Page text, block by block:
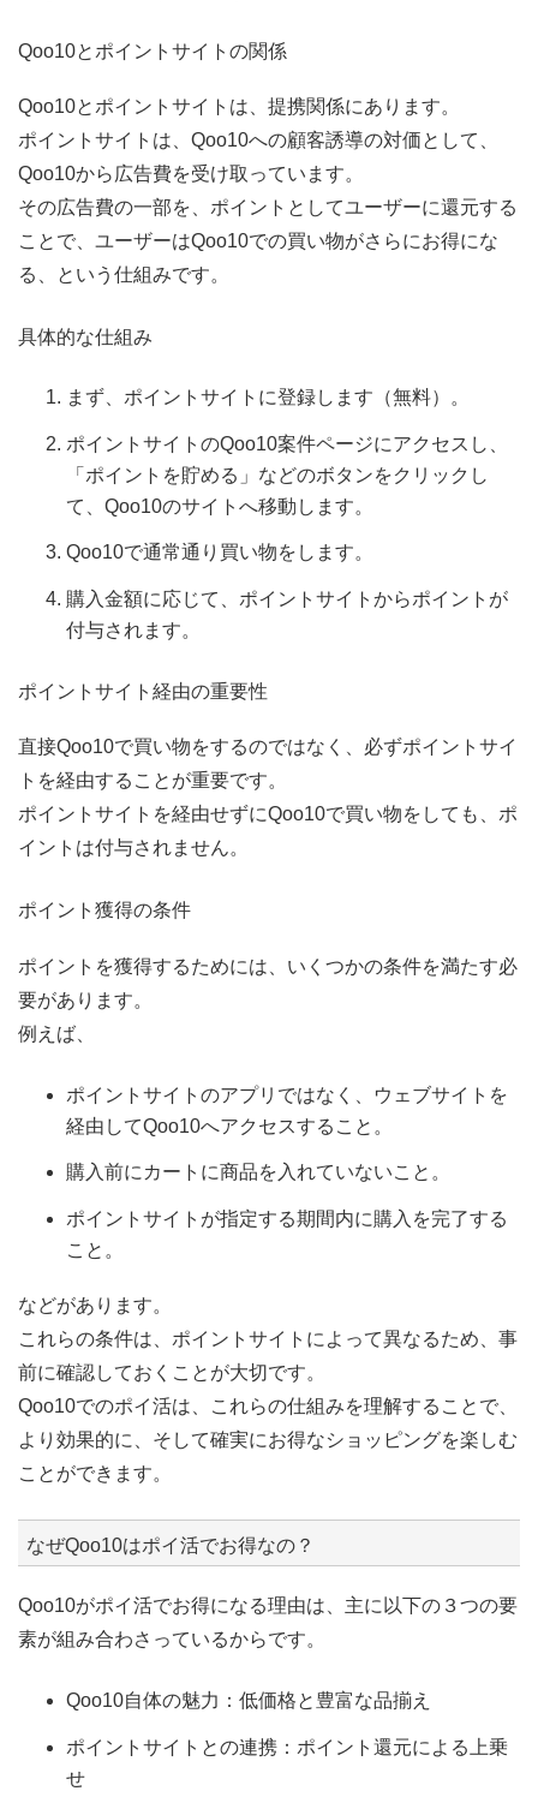
Qoo10とポイントサイトの関係
Qoo10とポイントサイトは、提携関係にあります。
ポイントサイトは、Qoo10への顧客誘導の対価として、
Qoo10から広告費を受け取っています。
その広告費の一部を、ポイントとしてユーザーに還元する
ことで、ユーザーはQoo10での買い物がさらにお得にな
る、という仕組みです。
具体的な仕組み
まず、ポイントサイトに登録します（無料）。
ポイントサイトのQoo10案件ページにアクセスし、
「ポイントを貯める」などのボタンをクリックし
て、Qoo10のサイトへ移動します。
Qoo10で通常通り買い物をします。
購入金額に応じて、ポイントサイトからポイントが
付与されます。
ポイントサイト経由の重要性
直接Qoo10で買い物をするのではなく、必ずポイントサイ
トを経由することが重要です。
ポイントサイトを経由せずにQoo10で買い物をしても、ポ
イントは付与されません。
ポイント獲得の条件
ポイントを獲得するためには、いくつかの条件を満たす必
要があります。
例えば、
ポイントサイトのアプリではなく、ウェブサイトを
経由してQoo10へアクセスすること。
購入前にカートに商品を入れていないこと。
ポイントサイトが指定する期間内に購入を完了する
こと。
などがあります。
これらの条件は、ポイントサイトによって異なるため、事
前に確認しておくことが大切です。
Qoo10でのポイ活は、これらの仕組みを理解することで、
より効果的に、そして確実にお得なショッピングを楽しむ
ことができます。
なぜQoo10はポイ活でお得なの？
Qoo10がポイ活でお得になる理由は、主に以下の３つの要
素が組み合わさっているからです。
Qoo10自体の魅力：低価格と豊富な品揃え
ポイントサイトとの連携：ポイント還元による上乗
せ